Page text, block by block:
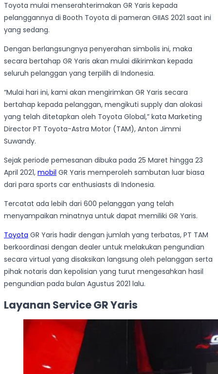
Toyota mulai menserahterimakan GR Yaris kepada
pelanggannya di Booth Toyota di pameran GIIAS 2021 saat ini
yang sedang.
Dengan berlangsungnya penyerahan simbolis ini, maka
secara bertahap GR Yaris akan mulai dikirimkan kepada
seluruh pelanggan yang terpilih di Indonesia.
“Mulai hari ini, kami akan mengirimkan GR Yaris secara
bertahap kepada pelanggan, mengikuti supply dan alokasi
yang telah ditetapkan oleh Toyota Global,” kata Marketing
Director PT Toyota-Astra Motor (TAM), Anton Jimmi
Suwandy.
Sejak periode pemesanan dibuka pada 25 Maret hingga 23
April 2021, mobil GR Yaris memperoleh sambutan luar biasa
dari para sports car enthusiasts di Indonesia.
Tercatat ada lebih dari 600 pelanggan yang telah
menyampaikan minatnya untuk dapat memiliki GR Yaris.
Toyota GR Yaris hadir dengan jumlah yang terbatas, PT TAM
berkoordinasi dengan dealer untuk melakukan pengundian
secara virtual yang disaksikan langsung oleh pelanggan serta
pihak notaris dan kepolisian yang turut mengesahkan hasil
pengundian pada bulan Agustus 2021 lalu.
Layanan Service GR Yaris